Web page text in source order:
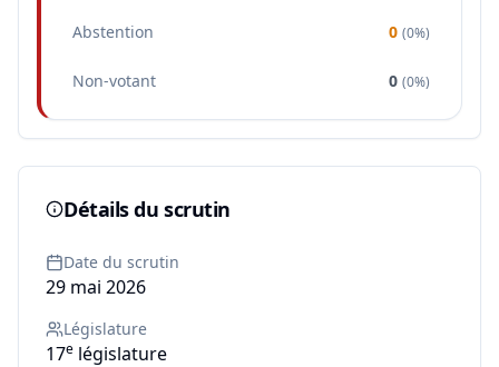
Abstention 0 (0%)
Non-votant 0 (0%)
Détails du scrutin
Date du scrutin
29 mai 2026
Législature
17e législature